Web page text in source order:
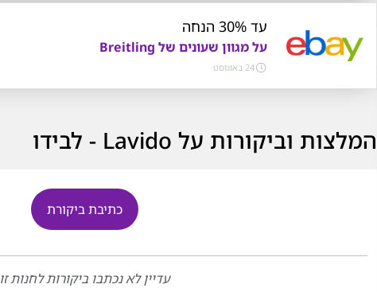
עד 30% הנחה
על מגוון שעונים של Breitling
24 באוגוסט
המלצות וביקורות על Lavido - לבידו
כתיבת ביקורת
עדיין לא נכתבו ביקורות לחנות זו